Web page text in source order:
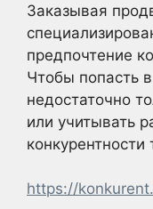
Заказывая
предпочтение
Чтобы попасть
недостаточно
или учитывать
конкурентности
https://